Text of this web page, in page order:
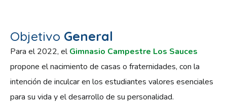
Objetivo General
Para el 2022, elGimnasio Campestre Los Sauces
propone el nacimiento de casas o fraternidades, con la
intención de inculcar en los estudiantes valores esenciales
para su vida y el desarrollo de su personalidad.